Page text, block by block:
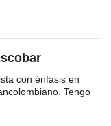
con énfasis en
Tengo